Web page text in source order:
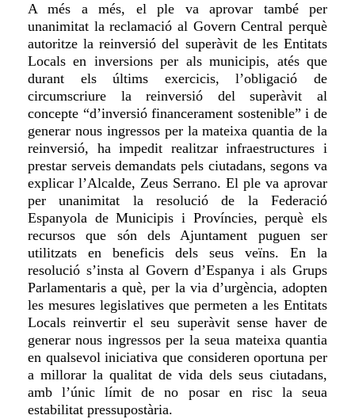
A més a més, el ple va aprovar tambéper
unanimitat la reclamació al Govern Central perquè
autoritze la reinversió del superàvit de les Entitats
Locals en inversions per als municipis, atés que
durant els últims exercicis, l’obligació de
circumscriure la reinversió del superàvit al
concepte “d’inversió financerament sostenible” i de
generar nous ingressos per la mateixa quantia de la
reinversió, ha impedit realitzar infraestructures i
prestar serveis demandats pels ciutadans,segons va
explicar l’Alcalde, Zeus Serrano. El ple va aprovar
per unanimitat la resolució de la Federació
Espanyola de Municipis i Províncies, perquè els
recursos que són dels Ajuntament puguen ser
utilitzats en beneficis dels seus veïns. En la
resolució s’insta al Govern d’Espanya i als Grups
Parlamentaris a què, per la via d’urgència, adopten
les mesures legislatives que permeten a les Entitats
Locals reinvertir el seu superàvit sense haver de
generar nous ingressos per la seua mateixa quantia
en qualsevol iniciativa que consideren oportuna per
a millorar la qualitat de vida dels seus ciutadans,
amb l’únic límit de no posar en risc la seua
estabilitat pressupostària.